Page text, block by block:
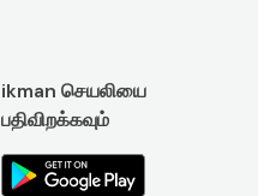
ikman செயலியை
பதிவிறக்கவும்